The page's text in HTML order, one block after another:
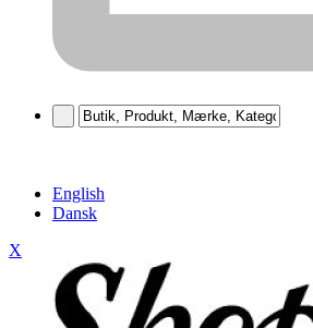
English
Dansk
X